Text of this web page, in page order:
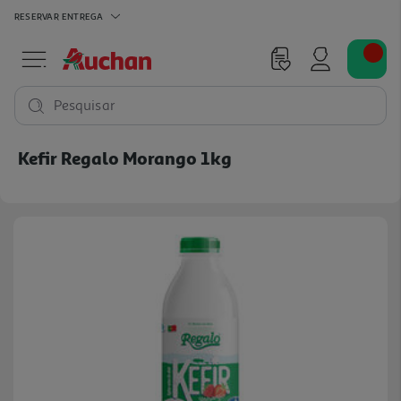
RESERVAR ENTREGA
Pesquisar
Kefir Regalo Morango 1kg